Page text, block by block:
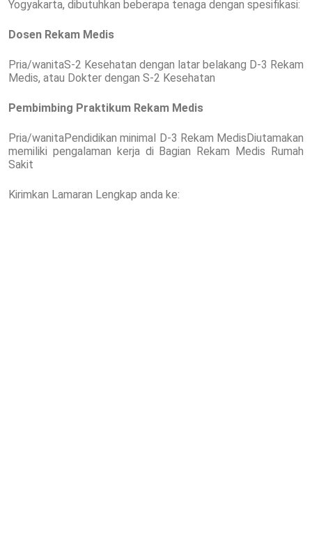
Yogyakarta, dibutuhkan beberapa tenaga dengan spesifikasi:
Dosen Rekam Medis
Pria/wanitaS-2 Kesehatan dengan latar belakang D-3 Rekam
Medis, atau Dokter dengan S-2 Kesehatan
Pembimbing Praktikum Rekam Medis
Pria/wanitaPendidikan minimal D-3 Rekam MedisDiutamakan
memiliki pengalaman kerja di Bagian Rekam Medis Rumah
Sakit
Kirimkan Lamaran Lengkap anda ke: